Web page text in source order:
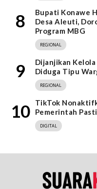
8
Bupati Konawe
Desa Aleuti,
Program MBG
REGIONAL
9
Dijanjikan Kelola
Diduga Tipu
REGIONAL
10
TikTok
Pemerintah
DIGITAL